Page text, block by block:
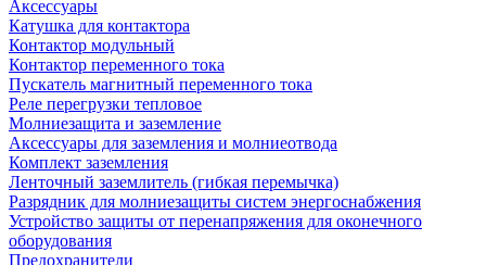
Аксессуары
Катушка для контактора
Контактор модульный
Контактор переменного тока
Пускатель магнитный переменного тока
Реле перегрузки тепловое
Молниезащита и заземление
Аксессуары для заземления и молниеотвода
Комплект заземления
Ленточный заземлитель (гибкая перемычка)
Разрядник для молниезащиты систем энергоснабжения
Устройство защиты от перенапряжения для оконечного
оборудования
Предохранители